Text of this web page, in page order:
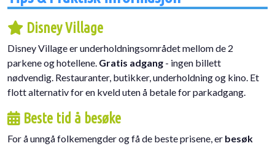
Disney Village
Disney Village er underholdningsområdet mellom de 2
parkene og hotellene. Gratis adgang - ingen billett
nødvendig. Restauranter, butikker, underholdning og kino. Et
flott alternativ for en kveld uten å betale for parkadgang.
Beste tid å besøke
For å unngå folkemengder og få de beste prisene, er besøk